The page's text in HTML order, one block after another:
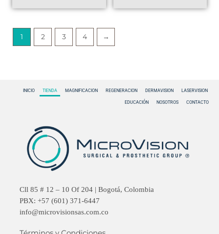
1 2 3 4 →
INICIO TIENDA MAGNIFICACION REGENERACION DERMAVISION LASERVISION
EDUCACIÓN NOSOTROS CONTACTO
Cll 85 # 12 – 10 Of 204 | Bogotá, Colombia
PBX: +57 (601) 371-6447
info@microvisionsas.com.co